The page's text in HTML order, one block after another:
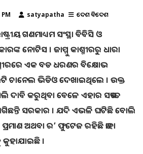
satyapatha ଦେଶ ବିଦେଶ
ଗଣମାଧ୍ୟମ ସଂସ୍ଥା ବିବିସି ଓ
ନୋଟିସ । ଜାମ୍ମୁ କାଶ୍ମୀରରୁ ଧାରା
ଏକ ବଡ ଧରଣର ବିକ୍ଷୋଭ
ଚାନେଲ ଭିଡିଓ ଦେଖାଇଥିଲେ । ଉକ୍ତ
କରୁଥିବା ବେଳେ ଏହାର ସତ୍ୟତା
ମାଗିଛନ୍ତି ସରକାର । ଯଦି ଏଭଳି ଘଟିଛି ବୋଲି
ଅଥବା ର’ ଫୁଟେଜ ରହିଛି ତାହା
।